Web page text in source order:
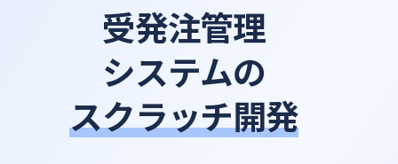
受発注管理
システムの
スクラッチ開発